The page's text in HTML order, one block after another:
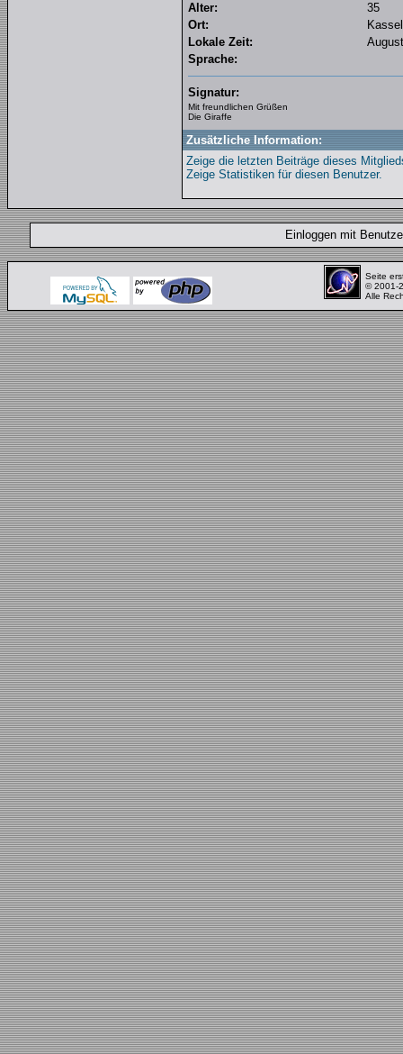
Alter:
35
Ort:
Kassel
Lokale Zeit:
Sprache:
Signatur:
Mit freundlichen Grüßen
Die Giraffe
Zusätzliche Information:
Zeige die letzten Beiträge dieses
Zeige Statistiken für diesen Benutzer.
Einloggen mit
Seite
© 2001-
Alle